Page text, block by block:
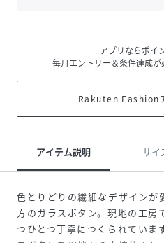
アプリならポイ
毎月エントリー＆条件達成が
Rakuten Fashion
アイテム説明 サイ
色とりどりの繊細なデザインが
方のガラスボタン。現地の工房
つひとつ丁寧につくられていま